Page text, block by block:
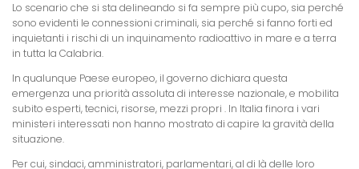
Lo scenario che si sta delineando si fa sempre più cupo, sia perché
sono evidenti le connessioni criminali, sia perché si fanno forti ed
inquietanti i rischi di un inquinamento radioattivo in mare e a terra
in tutta la Calabria.
In qualunque Paese europeo, il governo dichiara questa
emergenza una priorità assoluta di interesse nazionale, e mobilita
subito esperti, tecnici, risorse, mezzi propri . In Italia finora i vari
ministeri interessati non hanno mostrato di capire la gravità della
situazione.
Per cui, sindaci, amministratori, parlamentari, al di là delle loro